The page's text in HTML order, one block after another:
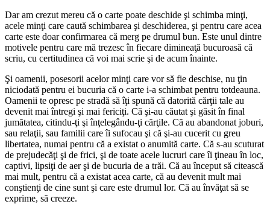
Dar am crezut mereu că o carte poate deschide şi schimba minţi,
acele minţi care caută schimbarea şi deschiderea, şi pentru care acea
carte este doar confirmarea că merg pe drumul bun. Este unul dintre
motivele pentru care mă trezesc în fiecare dimineaţă bucuroasă că
scriu, cu certitudinea că voi mai scrie şi de acum înainte.
Şi oamenii, posesorii acelor minţi care vor să fie deschise, nu ţin
niciodată pentru ei bucuria că o carte i-a schimbat pentru totdeauna.
Oamenii te opresc pe stradă să îţi spună că datorită cărţii tale au
devenit mai întregi şi mai fericiţi. Că şi-au căutat şi găsit în final
jumătatea, citindu-ţi şi înţelegându-ţi cărţile. Că au abandonat joburi,
sau relaţii, sau familii care îi sufocau şi că şi-au cucerit cu greu
libertatea, numai pentru că a existat o anumită carte. Că s-au scuturat
de prejudecăţi şi de frici, şi de toate acele lucruri care îi ţineau în loc,
captivi, lipsiţi de aer şi de bucuria de a trăi. Că au început să citească
mai mult, pentru că a existat acea carte, că au devenit mult mai
conştienţi de cine sunt şi care este drumul lor. Că au învăţat să se
exprime, să creeze.